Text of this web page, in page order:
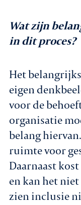
Wat zijn
in dit proces?
Het
eigen
voor de
organisatie
belang
ruimte voor
Daarnaast
en kan het niet
zien inclusie